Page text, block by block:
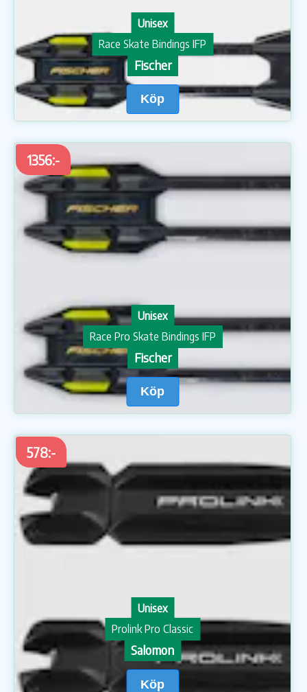
Unisex
Race Skate Bindings IFP
Fischer
Köp
1356:-
Unisex
Race Pro Skate Bindings IFP
Fischer
Köp
578:-
Unisex
Prolink Pro Classic
Salomon
Köp